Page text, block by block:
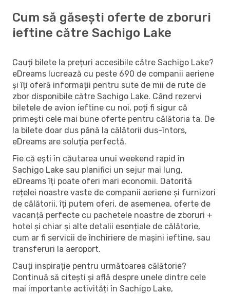
Cum să găsești oferte de zboruri
ieftine către Sachigo Lake
Cauți bilete la prețuri accesibile către Sachigo Lake?
eDreams lucrează cu peste 690 de companii aeriene
și îți oferă informații pentru sute de mii de rute de
zbor disponibile către Sachigo Lake. Când rezervi
biletele de avion ieftine cu noi, poți fi sigur că
primești cele mai bune oferte pentru călătoria ta. De
la bilete doar dus până la călătorii dus-întors,
eDreams are soluția perfectă.
Fie că ești în căutarea unui weekend rapid în
Sachigo Lake sau planifici un sejur mai lung,
eDreams îți poate oferi mari economii. Datorită
rețelei noastre vaste de companii aeriene și furnizori
de călătorii, îți putem oferi, de asemenea, oferte de
vacanță perfecte cu pachetele noastre de zboruri +
hotel și chiar și alte detalii esențiale de călătorie,
cum ar fi servicii de închiriere de mașini ieftine, sau
transferuri la aeroport.
Cauți inspirație pentru următoarea călătorie?
Continuă să citești și află despre unele dintre cele
mai importante activități în Sachigo Lake,